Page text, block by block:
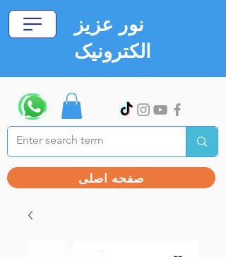
نور عزیز
الکترونیک
صفحه اصلی